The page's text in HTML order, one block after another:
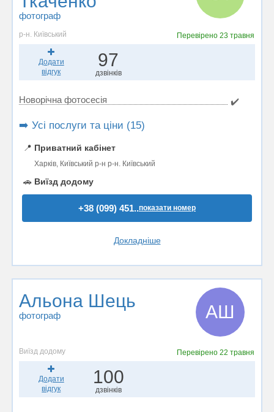
фотограф
р-н. Київський Перевірено23 травня
Додати
відгук
97
дзвінків
Новорічна фотосесія ✔️
➡️ Усі послуги та ціни (15)
📍 Приватний кабінет
Харків, Київський р-н р-н. Київський
🚗 Виїзд додому
+38 (099) 451..показати номер
Докладніше
Альона Шець
фотограф АШ
Виїзд додому Перевірено22 травня
Додати
відгук
100
дзвінків